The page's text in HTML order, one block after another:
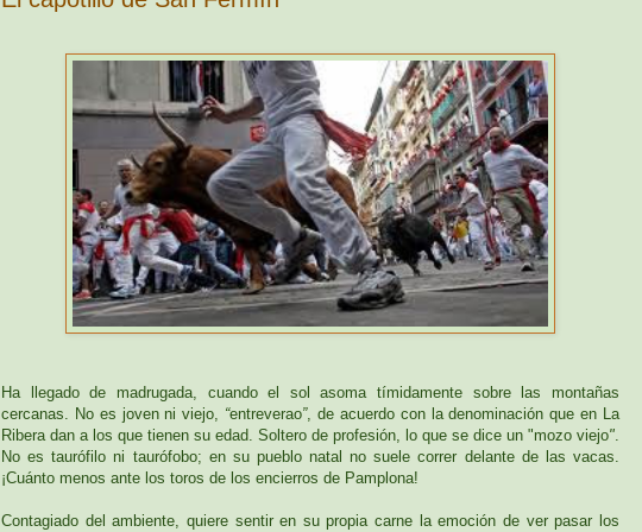
Ha llegado de madrugada, cuando el sol asoma tímidamente sobre las montañas
cercanas. No es joven ni viejo, “entreverao”, de acuerdo con la denominación que en La
Ribera dan a los que tienen su edad. Soltero de profesión, lo que se dice un "mozo viejo".
No es taurófilo ni taurófobo; en su pueblo natal no suele correr delante de las vacas.
¡Cuánto menos ante los toros de los encierros de Pamplona!
Contagiado del ambiente, quiere sentir en su propia carne la emoción de ver pasar los